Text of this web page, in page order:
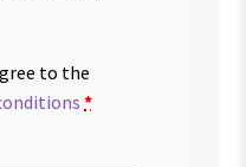
to the
*